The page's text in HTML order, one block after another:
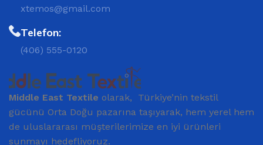
xtemos@gmail.com
Telefon:
(406) 555-0120
Middle East Textile olarak, Türkiye’nin tekstil
gücünü Orta Doğu pazarına taşıyarak, hem yerel hem
de uluslararası müşterilerimize en iyi ürünleri
sunmayı hedefliyoruz.